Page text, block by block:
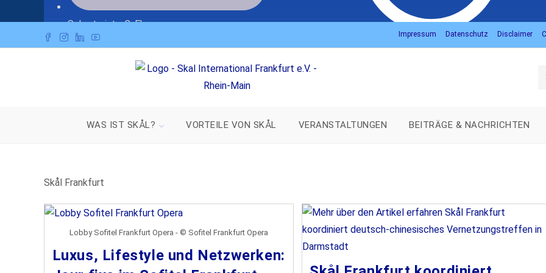
Die Seite wird gerade geladen - Bitte warten Sie einen Augenblick...
Impressum Datenschutz Disclaimer
WAS IST SKÅL? VORTEILE VON SKÅL VERANSTALTUNGEN BEITRÄGE & NACHRICHTEN
Skål Frankfurt
Lobby Sofitel Frankfurt Opera - © Sofitel Frankfurt Opera
Luxus, Lifestyle und Netzwerken:
Sekretariat - C. Ehry
+49 (0)175 2497256
Skål Deutschland